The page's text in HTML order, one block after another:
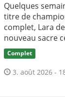
Quelques
titre de
complet, Lara
nouveau sacre
Complet
3. août 2026 -